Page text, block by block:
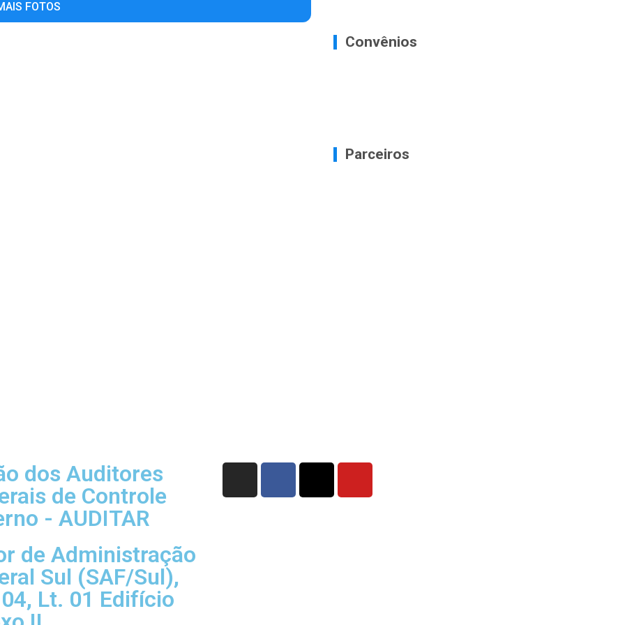
FOTOS
Convênios
Parceiros
dos Auditores
de Controle
- AUDITAR
de Administração
Sul (SAF/Sul),
Lt. 01 Edifício